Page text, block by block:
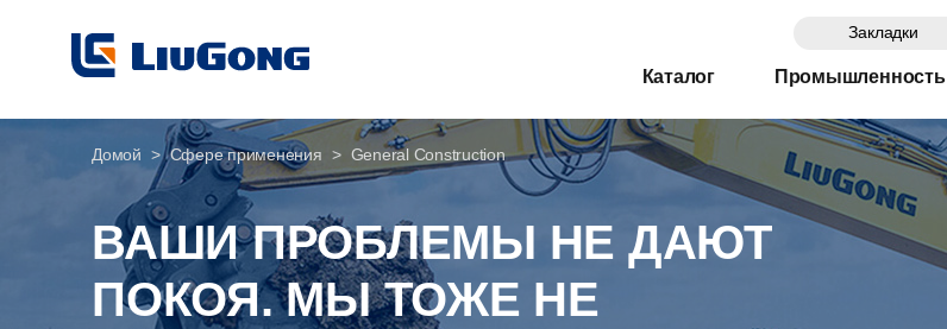
Закладки
Каталог Промышленность
Домой Сфере применения General Construction
ВАШИ ПРОБЛЕМЫ НЕ ДАЮТ
ПОКОЯ. МЫ ТОЖЕ НЕ